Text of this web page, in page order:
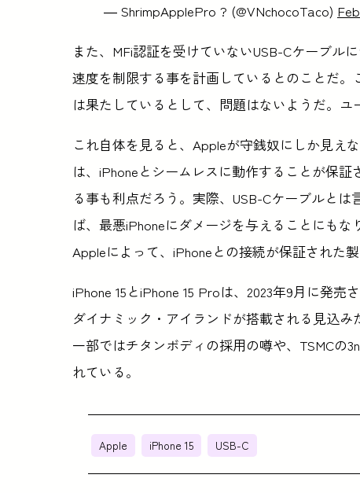
— ShrimpApplePro ? (@VNchocoTaco)
また、MFi認証を受けていないUSB-Cケーブル
速度を制限する事を計画しているとのことだ。
は果たしているとして、問題はないようだ。ユ
これ自体を見ると、Appleが守銭奴にしか見え
は、iPhoneとシームレスに動作することが保
る事も利点だろう。実際、USB-Cケーブルと
ば、最悪iPhoneにダメージを与えることにもな
Appleによって、iPhoneとの接続が保証された
iPhone 15とiPhone 15 Proは、2023年9月に発
ダイナミック・アイランドが搭載される見込み
一部ではチタンボディの採用の噂や、TSMCの
れている。
Apple iPhone 15 USB-C